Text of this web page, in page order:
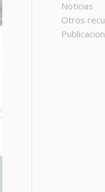
Noticias
Otros